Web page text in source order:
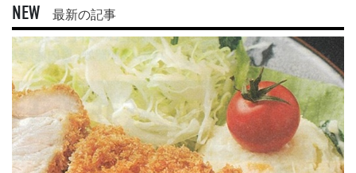
NEW 最新の記事